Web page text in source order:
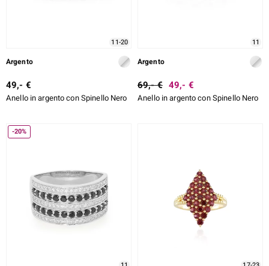
11-20
Argento
49,- €
Anello in argento con Spinello Nero
11
Argento
69,- € 49,- €
Anello in argento con Spinello Nero
-20%